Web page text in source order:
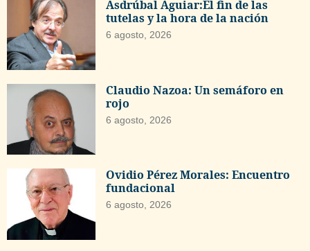
Asdrúbal Aguiar:El fin de las
tutelas y la hora de la nación
6 agosto, 2026
Claudio Nazoa: Un semáforo en
rojo
6 agosto, 2026
Ovidio Pérez Morales: Encuentro
fundacional
6 agosto, 2026